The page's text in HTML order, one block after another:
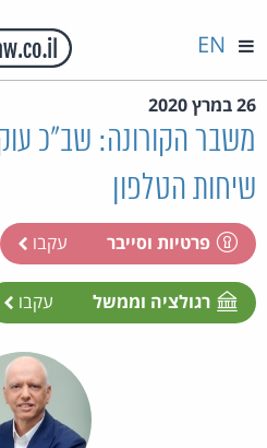
EN
26 במרץ 2020
משבר הקורונה: שב"כ
שיחות הטלפון
פרטיות וסייבר עקבו
רגולציה וממשל עקבו